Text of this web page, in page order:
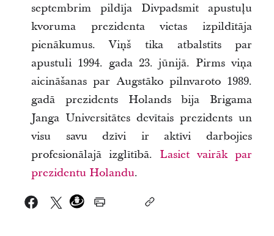
septembrim pildīja Divpadsmit apustuļu
kvoruma prezidenta vietas izpildītāja
pienākumus. Viņš tika atbalstīts par
apustuli 1994. gada 23. jūnijā. Pirms viņa
aicināšanas par Augstāko pilnvaroto 1989.
gadā prezidents Holands bija Brigama
Janga Universitātes devītais prezidents un
visu savu dzīvi ir aktīvi darbojies
profesionālajā izglītībā. Lasiet vairāk par
prezidentu Holandu.